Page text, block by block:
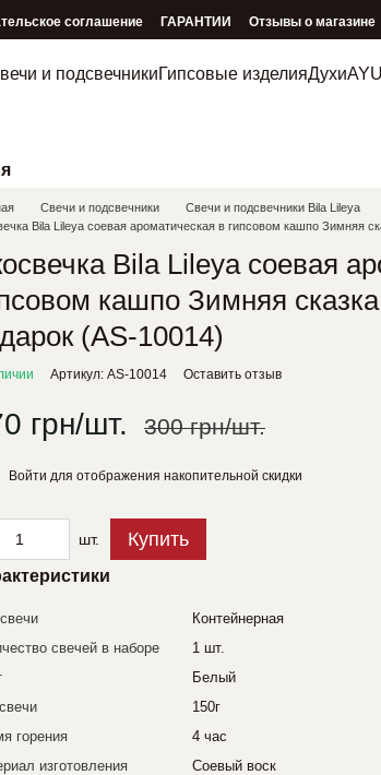
соглашение ГАРАНТИИ
Отзывы о магазине
и подсвечникиГипсовые изделияДухи
Свечи и подсвечники
Свечи и подсвечники Bila Lileya
Bila Lileya соевая ароматическая в гипсовом кашпо Зимняя
Bila Lileya соевая
кашпо Зимняя
(AS-10014)
Артикул: AS-10014 Оставить отзыв
грн/шт. 300 грн/шт.
Войти для отображения накопительной скидки
шт. Купить
Контейнерная
свечей в наборе
1 шт.
Белый
150г
горения
4 час
изготовления
Соевый воск